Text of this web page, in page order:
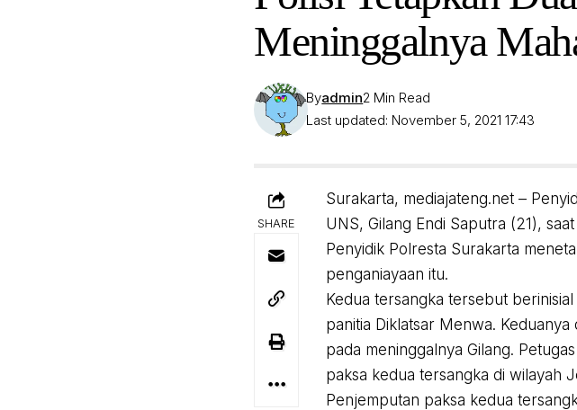
Meninggalnya
Last updated: November 5, 2021 17:43
Byadmin2 Min Read
SHARE
Surakarta, mediajateng.net –
UNS, Gilang Endi Saputra (21),
Penyidik Polresta Surakarta
penganiayaan itu.
Kedua tersangka tersebut
panitia Diklatsar Menwa.
pada meninggalnya Gilang.
paksa kedua tersangka di wilayah
Penjemputan paksa kedua